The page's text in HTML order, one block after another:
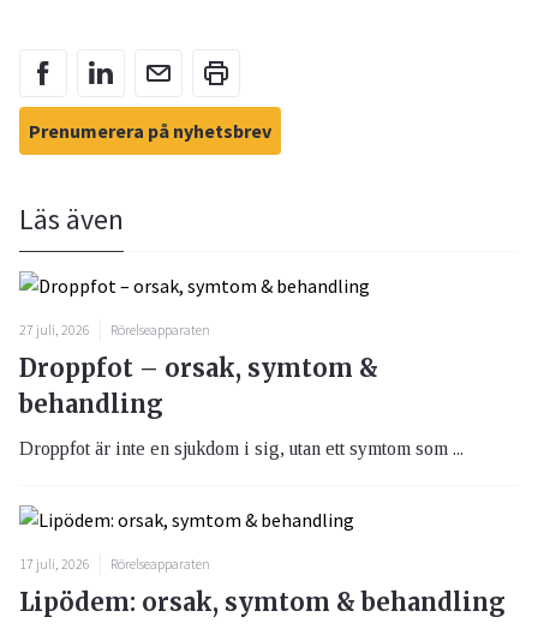
Prenumerera på nyhetsbrev
Läs även
27 juli, 2026 Rörelseapparaten
Droppfot – orsak, symtom &
behandling
Droppfot är inte en sjukdom i sig, utan ett symtom som ...
17 juli, 2026 Rörelseapparaten
Lipödem: orsak, symtom & behandling